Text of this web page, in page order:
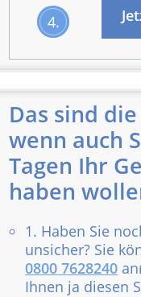
4.
Das sind
wenn auch
Tagen Ihr
haben
1. Haben Sie
unsicher? Sie
0800 7628240
Ihnen ja diesen